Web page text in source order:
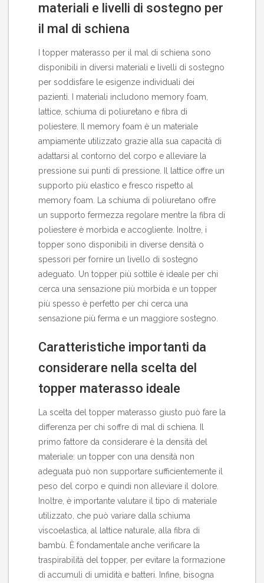
materiali e livelli di sostegno per
il mal di schiena
I topper materasso per il mal di schiena sono
disponibili in diversi materiali e livelli di sostegno
per soddisfare le esigenze individuali dei
pazienti. I materiali includono memory foam,
lattice, schiuma di poliuretano e fibra di
poliestere. Il memory foam è un materiale
ampiamente utilizzato grazie alla sua capacità di
adattarsi al contorno del corpo e alleviare la
pressione sui punti di pressione. Il lattice offre un
supporto più elastico e fresco rispetto al
memory foam. La schiuma di poliuretano offre
un supporto fermezza regolare mentre la fibra di
poliestere è morbida e accogliente. Inoltre, i
topper sono disponibili in diverse densità o
spessori per fornire un livello di sostegno
adeguato. Un topper più sottile è ideale per chi
cerca una sensazione più morbida e un topper
più spesso è perfetto per chi cerca una
sensazione più ferma e un maggiore sostegno.
Caratteristiche importanti da
considerare nella scelta del
topper materasso ideale
La scelta del topper materasso giusto può fare la
differenza per chi soffre di mal di schiena. Il
primo fattore da considerare è la densità del
materiale: un topper con una densità non
adeguata può non supportare sufficientemente il
peso del corpo e quindi non alleviare il dolore.
Inoltre, è importante valutare il tipo di materiale
utilizzato, che può variare dalla schiuma
viscoelastica, al lattice naturale, alla fibra di
bambù. È fondamentale anche verificare la
traspirabilità del topper, per evitare la formazione
di accumuli di umidità e batteri. Infine, bisogna